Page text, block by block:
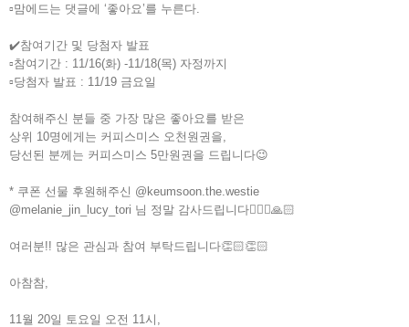
▫️맘에드는 댓글에 ‘좋아요’를 누른다.
✔️참여기간 및 당첨자 발표
▫️참여기간 : 11/16(화) -11/18(목) 자정까지
▫️당첨자 발표 : 11/19 금요일
참여해주신 분들 중 가장 많은 좋아요를 받은
상위 10명에게는 커피스미스 오천원권을,
당선된 분께는 커피스미스 5만원권을 드립니다😉
* 쿠폰 선물 후원해주신 @keumsoon.the.westie
@melanie_jin_lucy_tori 님 정말 감사드립니다🙇🏻‍♀️🙏🏻
여러분!! 많은 관심과 참여 부탁드립니다👏🏻👏🏻
아참참,
11월 20일 토요일 오전 11시,